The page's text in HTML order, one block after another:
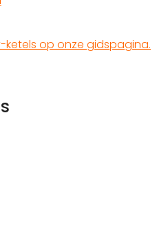
ketels op onze gidspagina.